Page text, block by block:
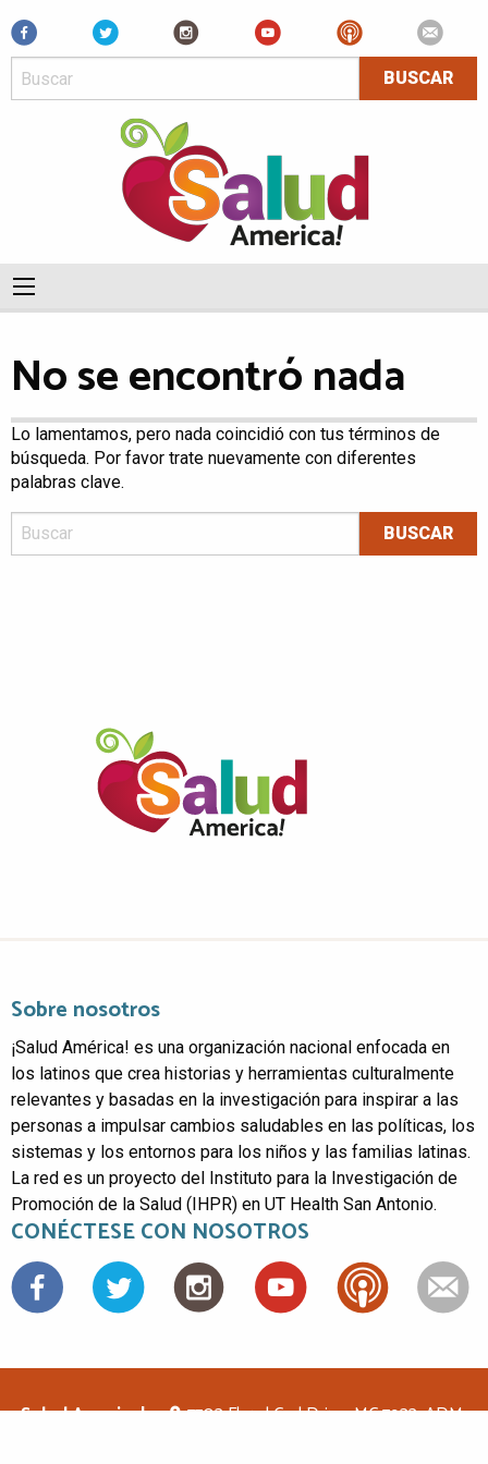
Facebook
No se encontró nada
Lo lamentamos, pero nada coincidió con tus términos de
búsqueda. Por favor trate nuevamente con diferentes
palabras clave.
Sobre nosotros
¡Salud América! es una organización nacional enfocada en
los latinos que crea historias y herramientas culturalmente
relevantes y basadas en la investigación para inspirar a las
personas a impulsar cambios saludables en las políticas, los
sistemas y los entornos para los niños y las familias latinas.
La red es un proyecto del Instituto para la Investigación de
Promoción de la Salud (IHPR) en UT Health San Antonio.
CONÉCTESE CON NOSOTROS
Facebook
Salud America! 7703 Floyd Curl Drive, MC 7933, ADM-